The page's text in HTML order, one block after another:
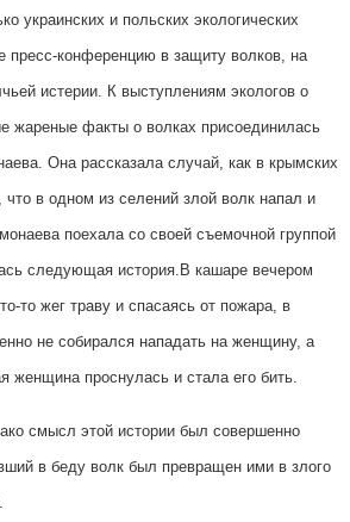
украинских и польских экологических
пресс-конференцию в защиту волков, на
истерии. К выступлениям экологов о
жареные факты о волках присоединилась
Она рассказала случай, как в крымских
в одном из селений злой волк напал и
поехала со своей съемочной группой
следующая история.В кашаре вечером
то жег траву и спасаясь от пожара, в
не собирался нападать на женщину, а
женщина проснулась и стала его бить.
смысл этой истории был совершенно
в беду волк был превращен ими в злого